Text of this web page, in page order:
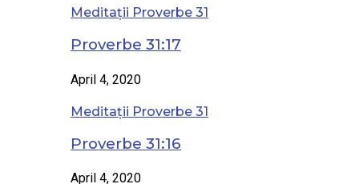
Meditații Proverbe 31
Proverbe 31:17
April 4, 2020
Meditații Proverbe 31
Proverbe 31:16
April 4, 2020